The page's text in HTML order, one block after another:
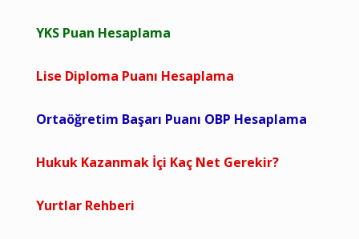
YKS Puan Hesaplama
Lise Diploma Puanı Hesaplama
Ortaöğretim Başarı Puanı OBP Hesaplama
Hukuk Kazanmak İçi Kaç Net Gerekir?
Yurtlar Rehberi